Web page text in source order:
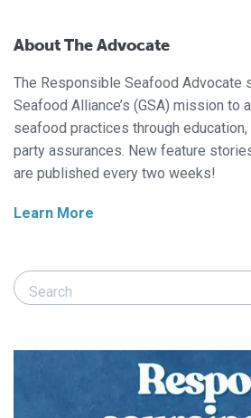
About The Advocate
The Responsible Seafood Advocate
Seafood Alliance’s (GSA) mission to
seafood practices through
party assurances. New feature
are published every two weeks!
Learn More
Search Responsible Seafood
Search Responsible Seafood